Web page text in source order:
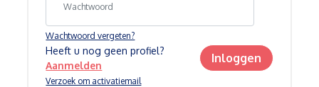
Wachtwoord vergeten?
Verzoek om activatiemail
Heeft u nog geen profiel?
Aanmelden
Inloggen